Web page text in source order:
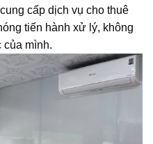
cấp dịch vụ cho thuê
tiến hành xử lý, không
của mình.